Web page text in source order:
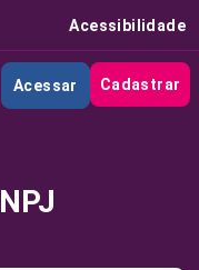
Acessibilidade
Acessar Cadastrar